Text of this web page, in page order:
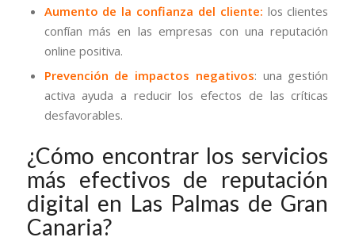
Aumento de la confianza del cliente: los clientes
confían más en las empresas con una reputación
online positiva.
Prevención de impactos negativos: una gestión
activa ayuda a reducir los efectos de las críticas
desfavorables.
¿Cómo encontrar los servicios
más efectivos de reputación
digital en Las Palmas de Gran
Canaria?